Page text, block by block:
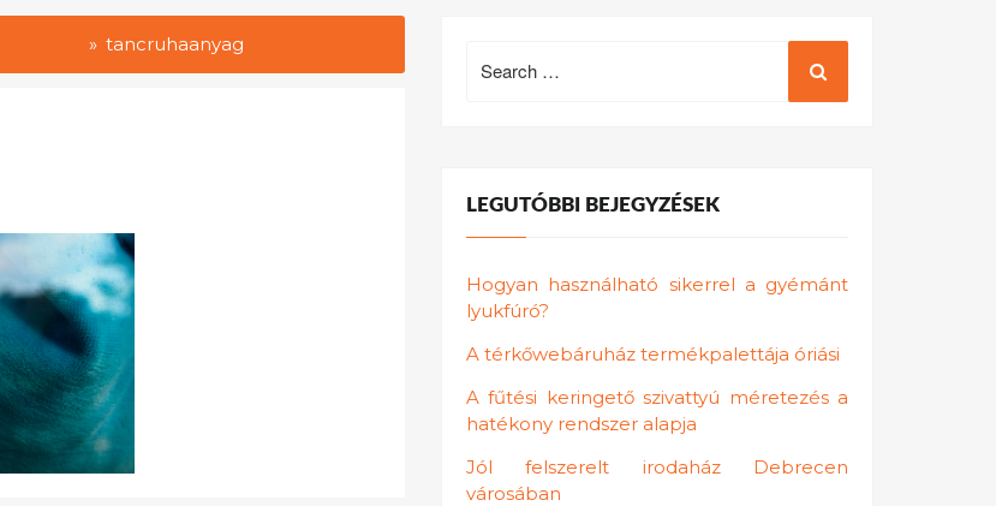
tancruhaanyag
for:
LEGUTÓBBI BEJEGYZÉSEK
Hogyan használható sikerrel a gyémánt
lyukfúró?
A térkőwebáruház termékpalettája óriási
A fűtési keringető szivattyú méretezés a
hatékony rendszer alapja
Jól felszerelt irodaház Debrecen
városában